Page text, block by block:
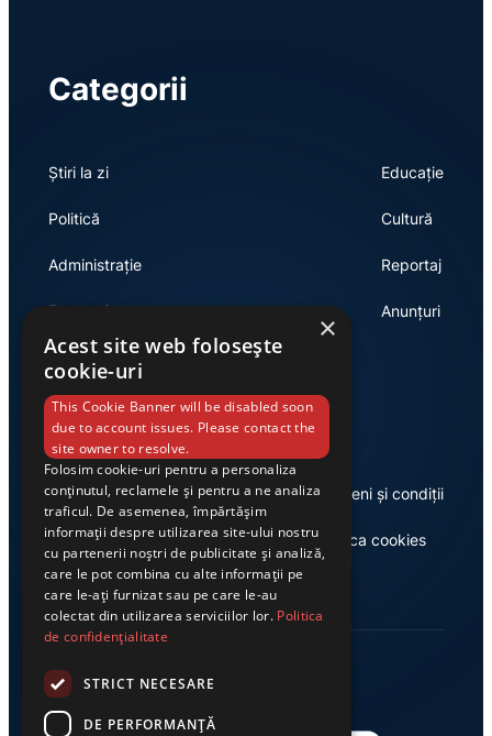
Categorii
Știri la zi
Politică
Administrație
Economie
Educație
Cultură
Reportaj
Anunțuri
Link-uri utile
Despre noi
Casa de editură Exclusiv
Termeni și condiții
Politica cookies
×
Acest site web folosește
cookie-uri
This Cookie Banner will be disabled soon
due to account issues. Please contact the
site owner to resolve.
Folosim cookie-uri pentru a personaliza
conținutul, reclamele și pentru a ne analiza
traficul. De asemenea, împărtășim
informații despre utilizarea site-ului nostru
cu partenerii noștri de publicitate și analiză,
care le pot combina cu alte informații pe
care le-ați furnizat sau pe care le-au
colectat din utilizarea serviciilor lor. Politica
de confidențialitate
STRICT NECESARE
DE PERFORMANȚĂ